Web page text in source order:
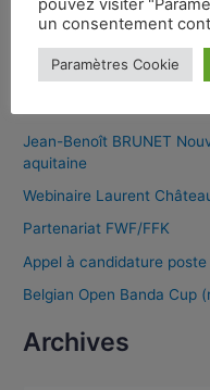
Dernières
Jean-Benoît BRUNET
aquitaine
Webinaire Laurent
Partenariat FWF/FFK
Appel à candidature poste
Belgian Open Banda Cup
Archives
pouvez visiter
un consentement
Paramètres Cookie